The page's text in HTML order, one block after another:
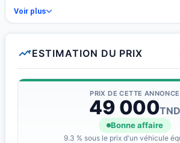
Voir plus
ESTIMATION DU PRIX
PRIX DE CETTE ANNONCE
49 000TND
Bonne affaire
9.3 % sous le prix d'un véhicule